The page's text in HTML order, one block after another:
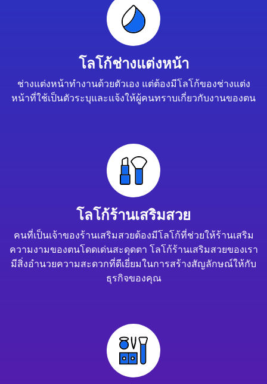
โลโก้ช่างแต่งหน้า
ช่างแต่งหน้าทำงานด้วยตัวเอง แต่ต้องมีโลโก้ของช่างแต่ง
หน้าที่ใช้เป็นตัวระบุและแจ้งให้ผู้คนทราบเกี่ยวกับงานของตน
โลโก้ร้านเสริมสวย
คนที่เป็นเจ้าของร้านเสริมสวยต้องมีโลโก้ที่ช่วยให้ร้านเสริม
ความงามของตนโดดเด่นสะดุดตา โลโก้ร้านเสริมสวยของเรา
มีสิ่งอำนวยความสะดวกที่ดีเยี่ยมในการสร้างสัญลักษณ์ให้กับ
ธุรกิจของคุณ